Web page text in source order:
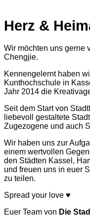
Herz &
Wir möchten uns gerne
Chengjie.
Kennengelernt haben
Kunthochschule in
Jahr 2014 die
Seit dem Start von
liebevoll gestaltete
Zugezogene und auch
Wir haben uns zur
einem wertvollen
den Städten Kassel,
und freuen uns in euer
zu teilen.
Spread your love ♥
Euer Team von Die